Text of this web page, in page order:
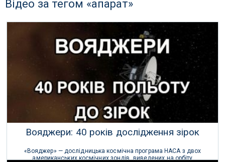
Відео за тегом «апарат»
Вояджери: 40 років дослідження зірок
«Вояджер» — дослідницька космічна програма НАСА з двох
американських космічних зондів, виведених на орбіту